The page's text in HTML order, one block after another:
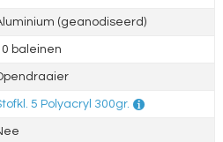
(geanodiseerd)
baleinen
5 Polyacryl 300gr.